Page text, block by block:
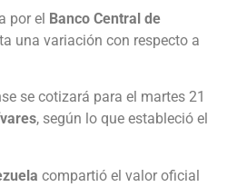
por el Banco Central de
una variación con respecto a
se cotizará para el martes 21
, según lo que estableció el
compartió el valor oficial